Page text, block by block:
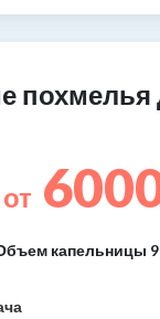
от
капельницы